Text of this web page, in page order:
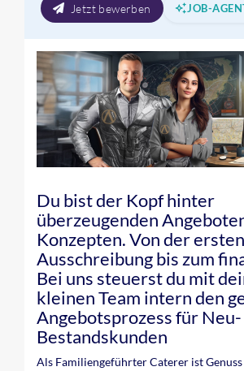
Jetzt bewerben JOB-
Du bist der Kopf hinter
überzeugenden
Konzepten. Von der ersten
Ausschreibung bis zum
Bei uns steuerst du mit
kleinen Team intern den
Angebotsprozess für Neu-
Bestandskunden
Als Familiengeführter Caterer ist